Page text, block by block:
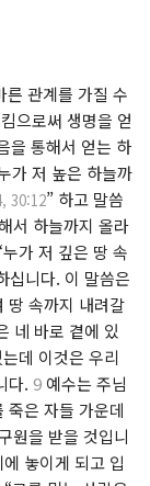
른 관계를 가질 수
으로써 생명을 얻
을 통해서 얻는 하
가 저 높은 하늘까
30:12” 하고 말씀
서 하늘까지 올라
가 저 깊은 땅 속
십니다. 이 말씀은
땅 속까지 내려갈
네 바로 곁에 있
데 이것은 우리
다. 9 예수는 주님
죽은 자들 가운데
원을 받을 것입니
놓이게 되고 입